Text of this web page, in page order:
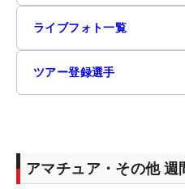
ライブフォト一覧
ツアー登録選手
アマチュア・その他